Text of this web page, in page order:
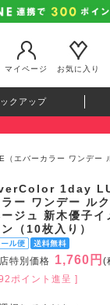
マイページ お気に入り
クアップ
エバーカラー ワンデー
1day
ー ワンデー ル
ジュ 新木優子イ
（10枚入り）
特別価格 1,760円 (
ポイント進呈 ]